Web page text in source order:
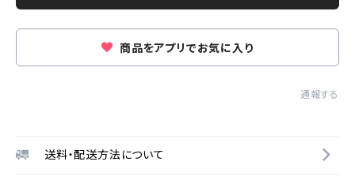
商品をアプリでお気に入り
通報する
送料・配送方法について